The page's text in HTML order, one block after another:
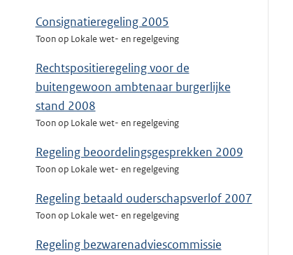
Consignatieregeling 2005
Toon op Lokale wet- en regelgeving
Rechtspositieregeling voor de
buitengewoon ambtenaar burgerlijke
stand 2008
Toon op Lokale wet- en regelgeving
Regeling beoordelingsgesprekken 2009
Toon op Lokale wet- en regelgeving
Regeling betaald ouderschapsverlof 2007
Toon op Lokale wet- en regelgeving
Regeling bezwarenadviescommissie